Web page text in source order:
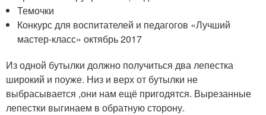
Темочки
Конкурс для воспитателей и педагогов «Лучший
мастер-класс» октябрь 2017
Из одной бутылки должно получиться два лепестка
широкий и поуже. Низ и верх от бутылки не
выбрасывается ,они нам ещё пригодятся. Вырезанные
лепестки выгинаем в обратную сторону.